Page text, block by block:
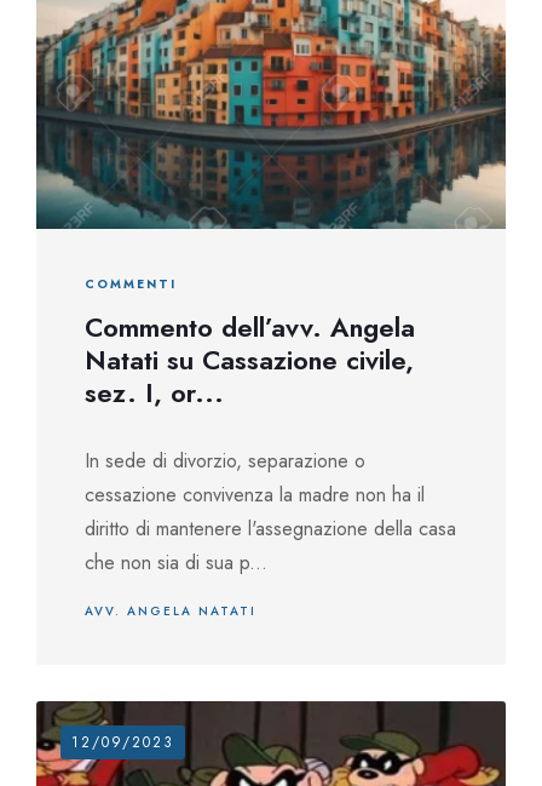
COMMENTI
Commento dell’avv. Angela
Natati su Cassazione civile,
sez. I, or...
In sede di divorzio, separazione o
cessazione convivenza la madre non ha il
diritto di mantenere l'assegnazione della casa
che non sia di sua p...
AVV. ANGELA NATATI
12/09/2023